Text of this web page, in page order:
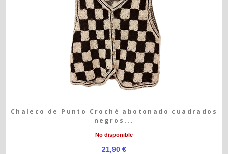
Chaleco de Punto Croché abotonado cuadrados
negros...
No disponible
21,90 €